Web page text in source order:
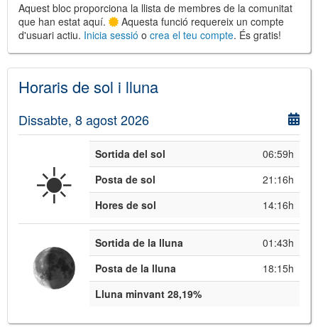
©Leaflet
JS library for interactive maps
©OpenStreetMap
© Institut Cartogràfic i Geològic de
Catalunya
Aquest bloc proporciona la llista de membres de la comunitat
que han estat aquí.
Aquesta funció requereix un compte
d'usuari actiu. Inicia sessió o crea el teu compte. És gratis!
Horaris de sol i lluna
Dissabte, 8 agost 2026
☀️ Sortida del sol
06:59h
Posta de sol
21:16h
Hores de sol
14:16h
Sortida de la lluna
01:43h
Posta de la lluna
18:15h
Lluna minvant 28,19%